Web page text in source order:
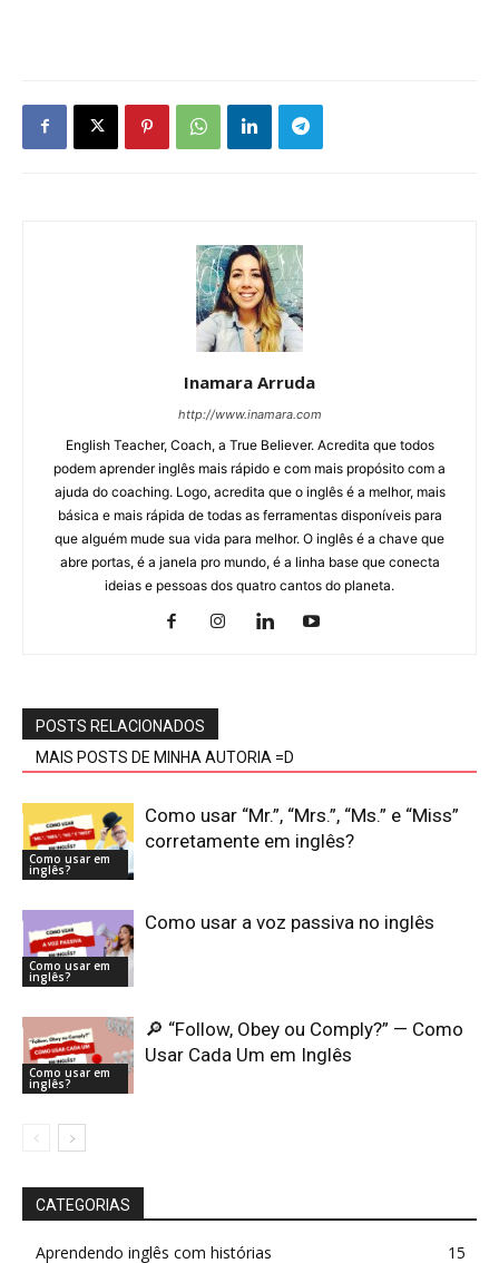
Inamara Arruda
http://www.inamara.com
English Teacher, Coach, a True Believer. Acredita que todos
podem aprender inglês mais rápido e com mais propósito com a
ajuda do coaching. Logo, acredita que o inglês é a melhor, mais
básica e mais rápida de todas as ferramentas disponíveis para
que alguém mude sua vida para melhor. O inglês é a chave que
abre portas, é a janela pro mundo, é a linha base que conecta
ideias e pessoas dos quatro cantos do planeta.
POSTS RELACIONADOS
MAIS POSTS DE MINHA AUTORIA =D
Como usar em
inglês?
Como usar “Mr.”, “Mrs.”, “Ms.” e “Miss”
corretamente em inglês?
Como usar em
inglês?
Como usar a voz passiva no inglês
Como usar em
inglês?
🔎 “Follow, Obey ou Comply?” — Como
Usar Cada Um em Inglês
CATEGORIAS
Aprendendo inglês com histórias
15